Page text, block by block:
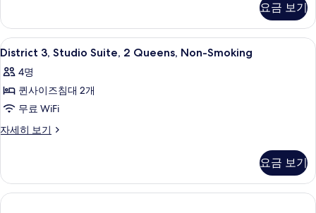
킹
사
이
즈
침
대
1
연
사
스
위
트,
사
이
침
대
1
연
세
요금 보기
District
3,
Studio
Suite,
2
Queens,
사
진
District 3, Studio Suite, 2 Queens,
4
District 3, Studio Suite, 2 Queens, Non-Smoking
4명
퀸사이즈침대 2개
무료 WiFi
자세히 보기
District
2
Queens,
Non-
요금 보기